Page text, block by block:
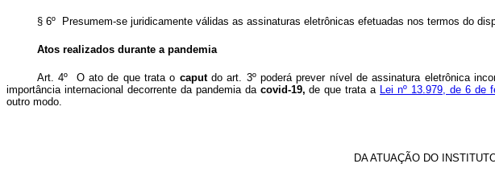
§ 6º Presumem-se juridicamente válidas as assinaturas eletrônicas efetuadas nos termos do
Atos realizados durante a pandemia
Art. 4º O ato de que trata o caputdo art. 3º poderá prever nível de assinatura eletrônica
importância internacional decorrente da pandemia da covid-19, de que trata a Lei nº 13.979, de 6 de
outro modo.
DA ATUAÇÃO DO